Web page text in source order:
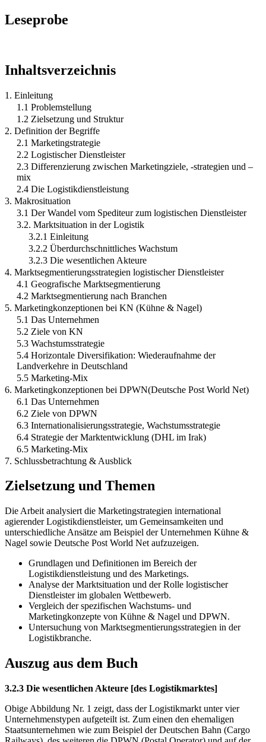
Leseprobe
Inhaltsverzeichnis
1. Einleitung
1.1 Problemstellung
1.2 Zielsetzung und Struktur
2. Definition der Begriffe
2.1 Marketingstrategie
2.2 Logistischer Dienstleister
2.3 Differenzierung zwischen Marketingziele, -strategien und –
mix
2.4 Die Logistikdienstleistung
3. Makrosituation
3.1 Der Wandel vom Spediteur zum logistischen Dienstleister
3.2. Marktsituation in der Logistik
3.2.1 Einleitung
3.2.2 Überdurchschnittliches Wachstum
3.2.3 Die wesentlichen Akteure
4. Marktsegmentierungsstrategien logistischer Dienstleister
4.1 Geografische Marktsegmentierung
4.2 Marktsegmentierung nach Branchen
5. Marketingkonzeptionen bei KN (Kühne & Nagel)
5.1 Das Unternehmen
5.2 Ziele von KN
5.3 Wachstumsstrategie
5.4 Horizontale Diversifikation: Wiederaufnahme der
Landverkehre in Deutschland
5.5 Marketing-Mix
6. Marketingkonzeptionen bei DPWN(Deutsche Post World Net)
6.1 Das Unternehmen
6.2 Ziele von DPWN
6.3 Internationalisierungsstrategie, Wachstumsstrategie
6.4 Strategie der Marktentwicklung (DHL im Irak)
6.5 Marketing-Mix
7. Schlussbetrachtung & Ausblick
Zielsetzung und Themen
Die Arbeit analysiert die Marketingstrategien international
agierender Logistikdienstleister, um Gemeinsamkeiten und
unterschiedliche Ansätze am Beispiel der Unternehmen Kühne &
Nagel sowie Deutsche Post World Net aufzuzeigen.
Grundlagen und Definitionen im Bereich der
Logistikdienstleistung und des Marketings.
Analyse der Marktsituation und der Rolle logistischer
Dienstleister im globalen Wettbewerb.
Vergleich der spezifischen Wachstums- und
Marketingkonzepte von Kühne & Nagel und DPWN.
Untersuchung von Marktsegmentierungsstrategien in der
Logistikbranche.
Auszug aus dem Buch
3.2.3 Die wesentlichen Akteure [des Logistikmarktes]
Obige Abbildung Nr. 1 zeigt, dass der Logistikmarkt unter vier
Unternehmenstypen aufgeteilt ist. Zum einen den ehemaligen
Staatsunternehmen wie zum Beispiel der Deutschen Bahn (Cargo